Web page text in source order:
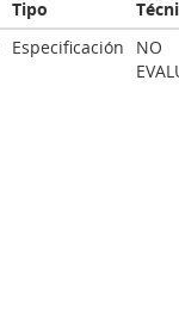
Tipo
Especificación
NO